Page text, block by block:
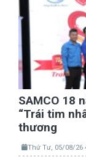
SAMCO 18
“Trái tim
thương
Thứ Tư, 05/08/26